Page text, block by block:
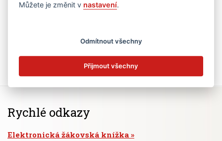
Rychlé odkazy
Elektronická žákovská knížka
Můžete je změnit v nastavení.
Odmítnout všechny
Přijmout všechny